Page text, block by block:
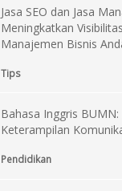
Jasa SEO dan Jasa
Meningkatkan
Manajemen Bisnis
Tips
Bahasa Inggris
Keterampilan
Pendidikan